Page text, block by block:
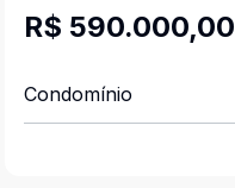
R$ 590.000,00
Condomínio